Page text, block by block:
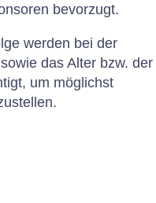
bevorzugt.
werden bei der
das Alter bzw. der
um möglichst